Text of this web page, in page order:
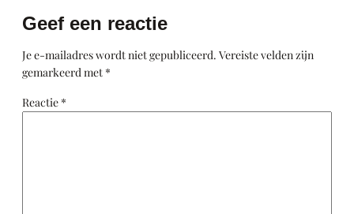
Geef een reactie
Je e-mailadres wordt niet gepubliceerd. Vereiste velden zijn
gemarkeerd met *
Reactie *